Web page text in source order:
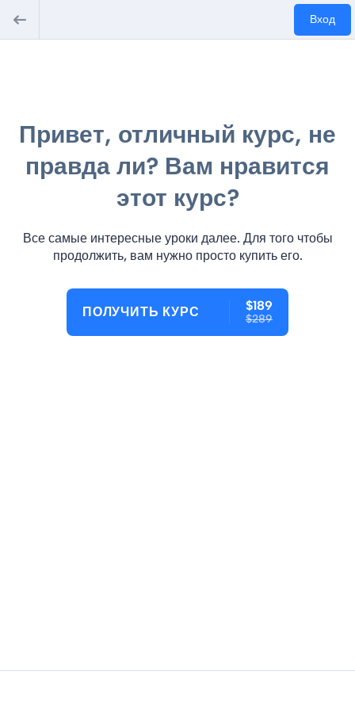
Вход
Привет, отличный курс, не
правда ли? Вам нравится
этот курс?
Все самые интересные уроки далее. Для того чтобы
продолжить, вам нужно просто купить его.
ПОЛУЧИТЬ КУРС $189
$289